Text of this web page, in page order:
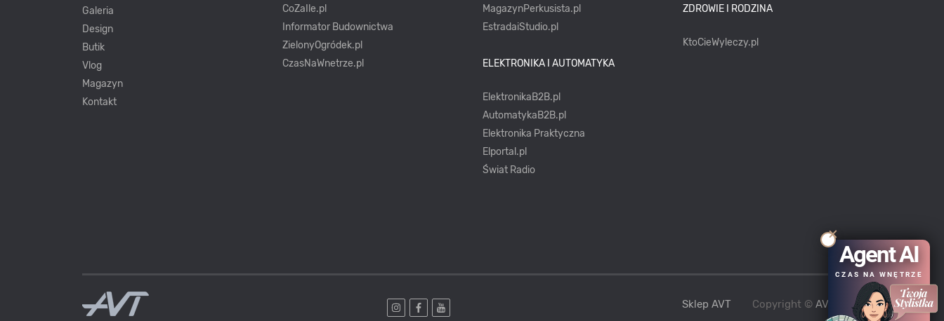
CoZaIle.pl
Informator Budownictwa
ZielonyOgródek.pl
CzasNaWnetrze.pl
MagazynPerkusista.pl
EstradaiStudio.pl
ELEKTRONIKA I AUTOMATYKA
ElektronikaB2B.pl
AutomatykaB2B.pl
Elektronika Praktyczna
Elportal.pl
Świat Radio
ZDROWIE I RODZINA
KtoCieWyleczy.pl
Galeria
Design
Butik
Vlog
Magazyn
Kontakt
Sklep AVT Copyright © AVT 2021
Agent AI
CZAS NA WNĘTRZE